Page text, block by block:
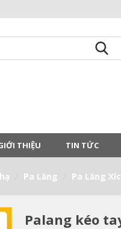
THIỆU TIN TỨC
Pa Lăng Pa Lăng
Palang kéo